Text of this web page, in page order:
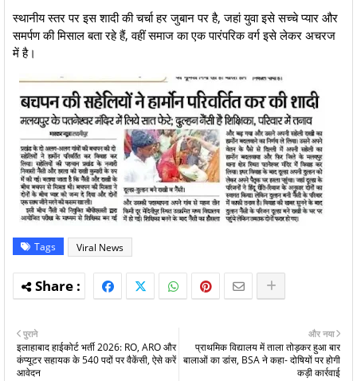
​स्थानीय स्तर पर इस शादी की चर्चा हर जुबान पर है, जहां युवा इसे सच्चे प्यार और
समर्पण की मिसाल बता रहे हैं, वहीं समाज का एक पारंपरिक वर्ग इसे लेकर अचरज
में है।
Tags Viral News
और नया
प्राथमिक विद्यालय में ताला तोड़कर हुआ बार
बालाओं का डांस, BSA ने कहा- दोषियों पर होगी
कड़ी कार्रवाई
पुराने
इलाहाबाद हाईकोर्ट भर्ती 2026: RO, ARO और
कंप्यूटर सहायक के 540 पदों पर वैकेंसी, ऐसे करें
आवेदन